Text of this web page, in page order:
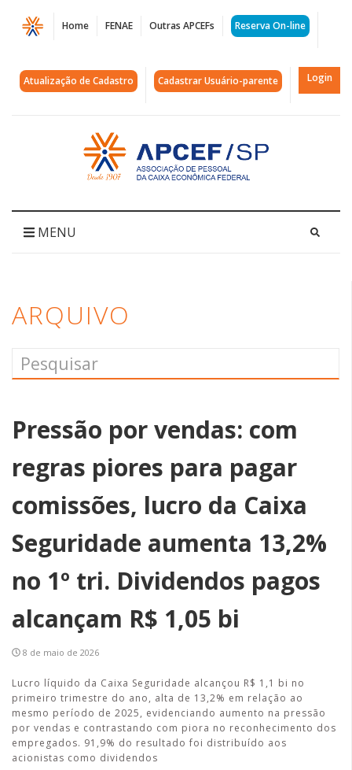
Página
Arquivos
caixa
APCEF/SP
Home FENAE Outras APCEFs Reserva On-line
Atualização de Cadastro Cadastrar Usuário-parente Login
Acessar
página
inicial
MENU
ARQUIVO
Pressão por vendas: com
regras piores para pagar
comissões, lucro da Caixa
Seguridade aumenta 13,2%
no 1º tri. Dividendos pagos
alcançam R$ 1,05 bi
8 de maio de 2026
Lucro líquido da Caixa Seguridade alcançou R$ 1,1 bi no
primeiro trimestre do ano, alta de 13,2% em relação ao
mesmo período de 2025, evidenciando aumento na pressão
por vendas e contrastando com piora no reconhecimento dos
empregados. 91,9% do resultado foi distribuído aos
acionistas como dividendos